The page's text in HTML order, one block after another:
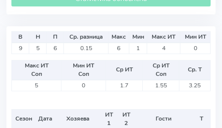
В Н П Ср. разница Макс Мин Макс ИТ
Мин ИТ
9
5 6 0.15 6 1 4 0
Макс ИТ
Соп
Мин ИТ
Соп
Ср ИТ
Ср ИТ
Соп
Ср. Т
5
0 1.7 1.55 3.25
Сезон Дата Хозяева
ИТ
1
ИТ
2
Гости Т